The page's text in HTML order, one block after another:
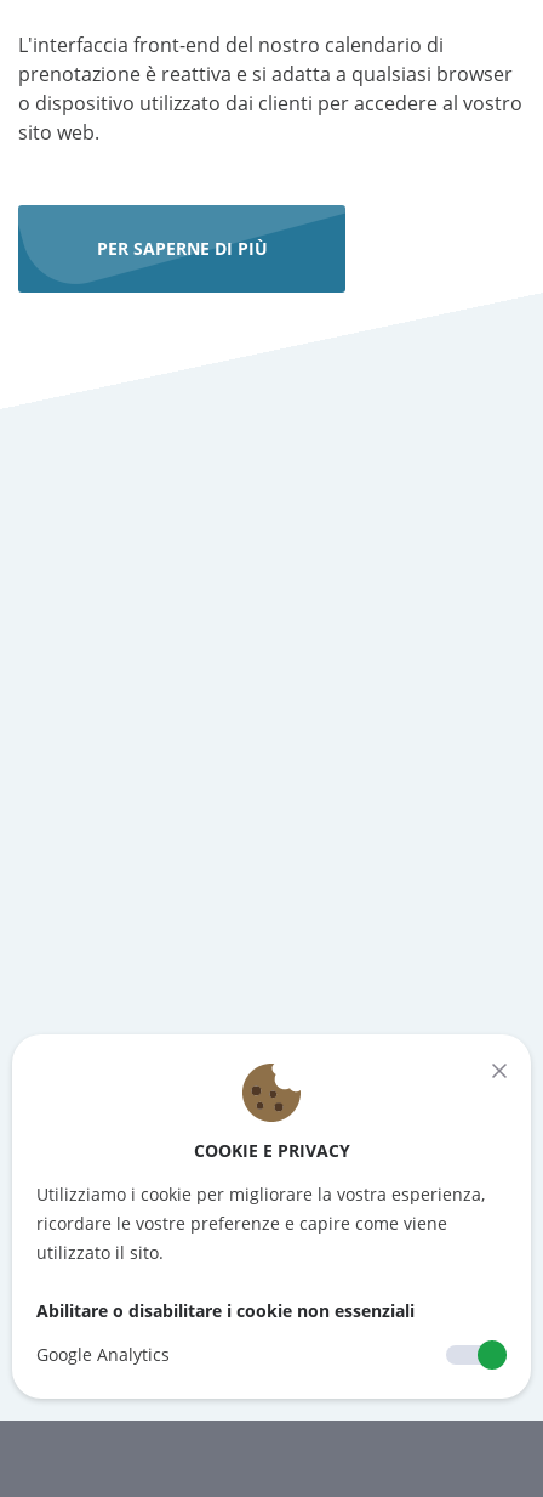
L'interfaccia front-end del nostro calendario di
prenotazione è reattiva e si adatta a qualsiasi browser
o dispositivo utilizzato dai clienti per accedere al vostro
sito web.
PER SAPERNE DI PIÙ
COOKIE E PRIVACY
Utilizziamo i cookie per migliorare la vostra esperienza,
ricordare le vostre preferenze e capire come viene
utilizzato il sito.
Abilitare o disabilitare i cookie non essenziali
Google Analytics